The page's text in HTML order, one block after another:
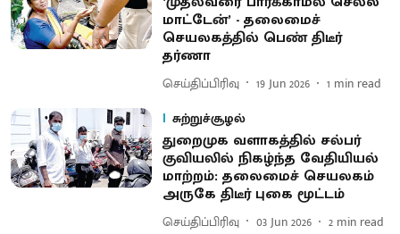
மாட்டேன்’ - தலைமைச்
செயலகத்தில் பெண் திடீர்
தர்ணா
செய்திப்பிரிவு 19 Jun 2026 1 min read
சுற்றுச்சூழல்
துறைமுக வளாகத்தில் சல்பர்
குவியலில் நிகழ்ந்த வேதியியல்
மாற்றம்: தலைமைச் செயலகம்
அருகே திடீர் புகை மூட்டம்
செய்திப்பிரிவு 03 Jun 2026 2 min read